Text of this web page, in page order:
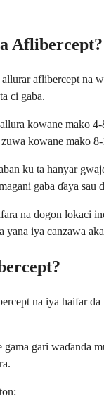
Aflibercept?
aflibercept na
ci gaba.
kowane mako
kowane mako
ku ta hanyar
gaba ɗaya sau
na dogon lokaci
yana iya canzawa
na iya haifar
gari waɗanda